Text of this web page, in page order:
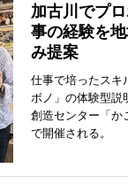
加古川でプ
事の経験を
み提案
仕事で培ったスキ
ボノ」の体験型
創造センター「か
で開催される。